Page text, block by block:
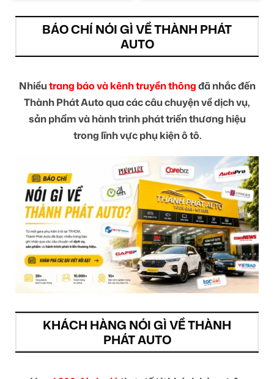
BÁO CHÍ NÓI GÌ VỀ THÀNH PHÁT
AUTO
Nhiềutrang báo và kênh truyền thôngđã nhắc đến
Thành Phát Auto qua các câu chuyện về dịch vụ,
sản phẩm và hành trình phát triển thương hiệu
trong lĩnh vực phụ kiện ô tô.
KHÁCH HÀNG NÓI GÌ VỀ THÀNH
PHÁT AUTO